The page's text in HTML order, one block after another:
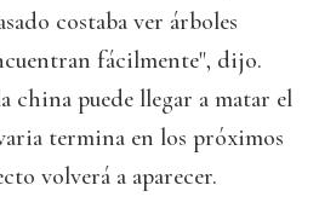
costaba ver árboles
fácilmente", dijo.
china puede llegar a matar el
termina en los próximos
volverá a aparecer.